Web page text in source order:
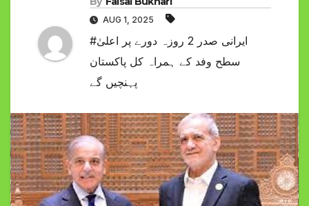
AUG 1, 2025
#ایرانی صدر 2 روزہ دورے پر اعلیٰ
سطح وفد کے ہمراہ کل پاکستان
پہنچیں گے